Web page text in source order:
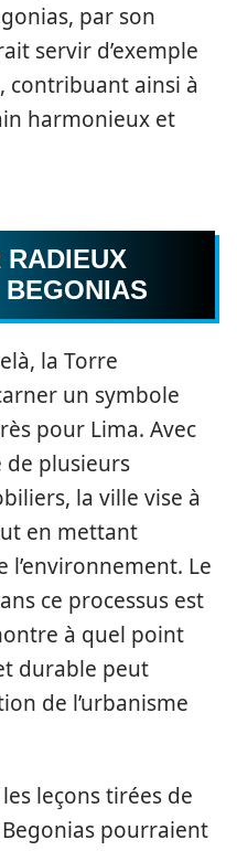
par son
servir d’exemple
contribuant ainsi à
harmonieux et
RADIEUX
la Torre
un symbole
pour Lima. Avec
de plusieurs
la ville vise à
en mettant
l’environnement. Le
ce processus est
à quel point
durable peut
de l’urbanisme
leçons tirées de
Begonias pourraient